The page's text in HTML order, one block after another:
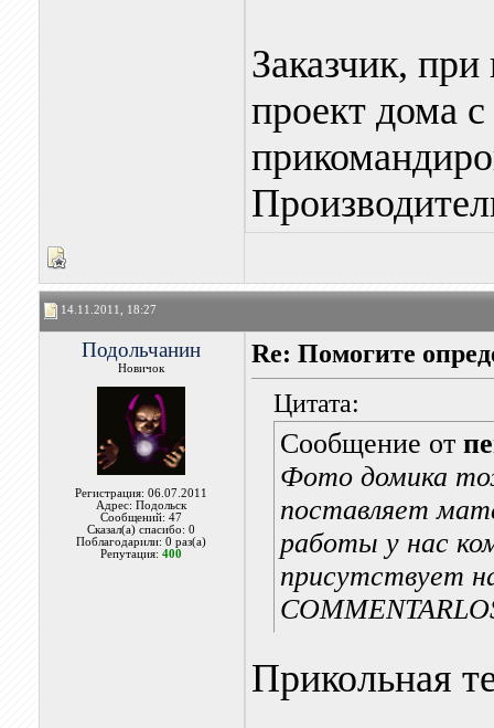
Заказчик,
проект дома
14.11.2011, 18:27
Подольчанин
Новичок
Регистрация: 06.07.2011
Адрес: Подольск
Сообщений: 47
Сказал(а) спасибо: 0
Поблагодарили: 0 раз(а)
Репутация:400
Re: Помогите
Цитата:
Сообщение от
Фото домика
поставляет
работы у нас
присутствует
Прикольная